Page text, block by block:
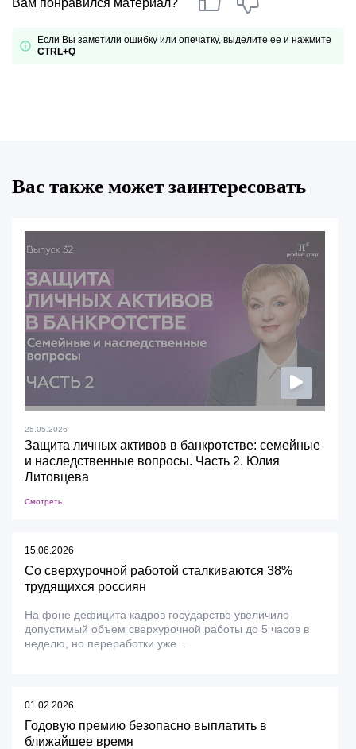
Если Вы заметили ошибку или опечатку, выделите ее и нажмите
CTRL+Q
Вас также может заинтересовать
25.05.2026
Защита личных активов в банкротстве: семейные
и наследственные вопросы. Часть 2. Юлия
Литовцева
Смотреть
15.06.2026
Со сверхурочной работой сталкиваются 38%
трудящихся россиян
На фоне дефицита кадров государство увеличило
допустимый объем сверхурочной работы до 5 часов в
неделю, но переработки уже...
01.02.2026
Годовую премию безопасно выплатить в
ближайшее время